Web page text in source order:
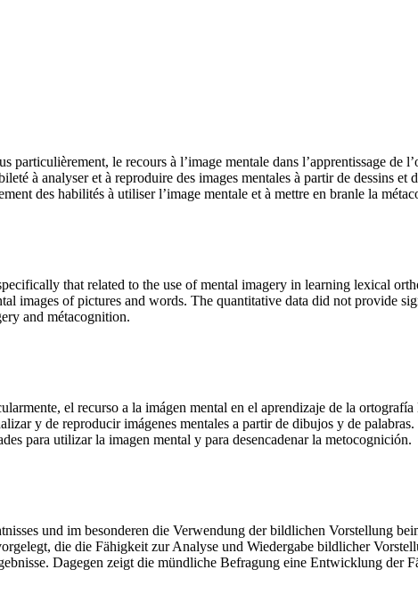
particulièrement, le recours à l’image mentale dans l’apprentissage de
à analyser et à reproduire des images mentales à partir de dessins
des habilités à utiliser l’image mentale et à mettre en branle la
that related to the use of mental imagery in learning lexical
images of pictures and words. The quantitative data did not provide
and métacognition.
el recurso a la imágen mental en el aprendizaje de la
y de reproducir imágenes mentales a partir de dibujos y de
para utilizar la imagen mental y para desencadenar la metocognición.
und im besonderen die Verwendung der bildlichen Vorstellung
die die Fähigkeit zur Analyse und Wiedergabe bildlicher
Dagegen zeigt die mündliche Befragung eine Entwicklung der